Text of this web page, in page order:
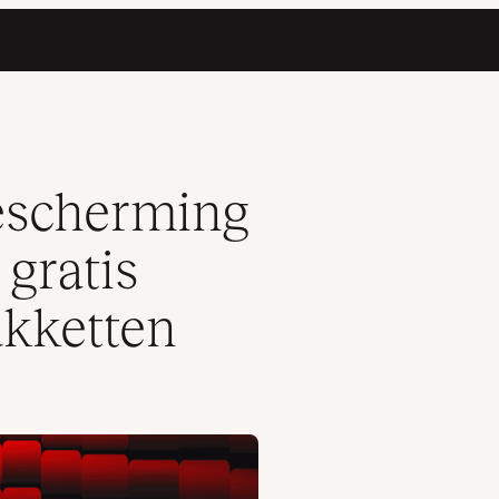
bij alle pakketten
gratis